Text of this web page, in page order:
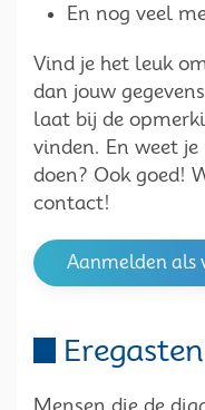
En nog veel
Vind je het leuk
dan jouw
laat bij de
vinden. En weet
doen? Ook goed!
contact!
Aanmelden als
Eregasten
Mensen die de